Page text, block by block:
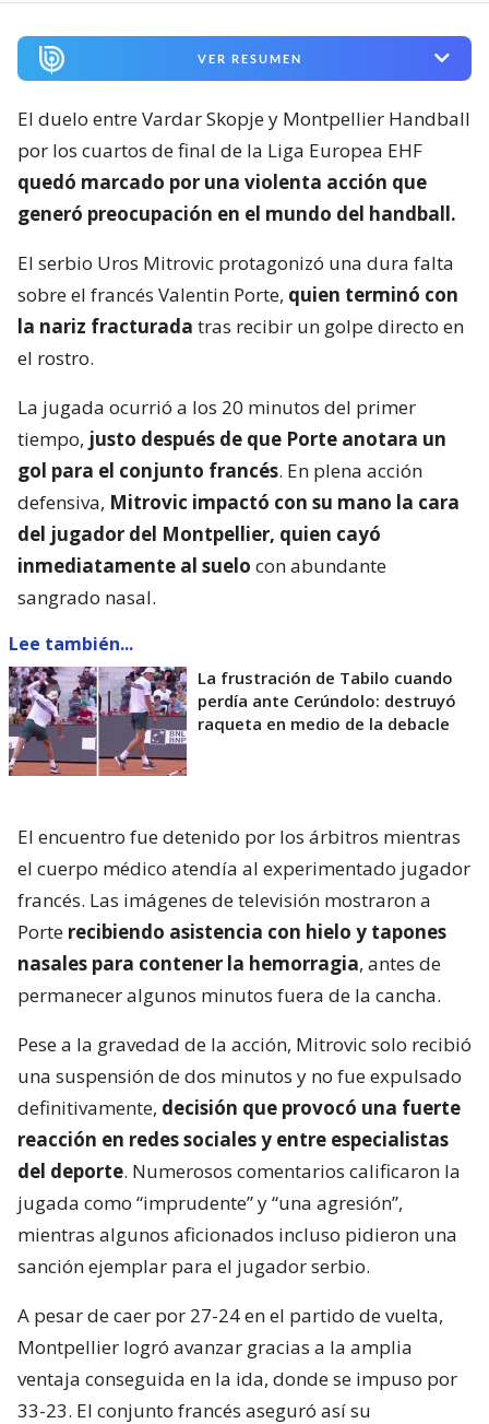
VER RESUMEN
El duelo entre Vardar Skopje y Montpellier Handball
por los cuartos de final de la Liga Europea EHF
quedó marcado por una violenta acción que
generó preocupación en el mundo del handball.
El serbio Uros Mitrovic protagonizó una dura falta
sobre el francés Valentin Porte, quien terminó con
la nariz fracturada tras recibir un golpe directo en
el rostro.
La jugada ocurrió a los 20 minutos del primer
tiempo, justo después de que Porte anotara un
gol para el conjunto francés. En plena acción
defensiva, Mitrovic impactó con su mano la cara
del jugador del Montpellier, quien cayó
inmediatamente al suelo con abundante
sangrado nasal.
Lee también...
La frustración de Tabilo cuando
perdía ante Cerúndolo: destruyó
raqueta en medio de la debacle
El encuentro fue detenido por los árbitros mientras
el cuerpo médico atendía al experimentado jugador
francés. Las imágenes de televisión mostraron a
Porte recibiendo asistencia con hielo y tapones
nasales para contener la hemorragia, antes de
permanecer algunos minutos fuera de la cancha.
Pese a la gravedad de la acción, Mitrovic solo recibió
una suspensión de dos minutos y no fue expulsado
definitivamente, decisión que provocó una fuerte
reacción en redes sociales y entre especialistas
del deporte. Numerosos comentarios calificaron la
jugada como “imprudente” y “una agresión”,
mientras algunos aficionados incluso pidieron una
sanción ejemplar para el jugador serbio.
A pesar de caer por 27-24 en el partido de vuelta,
Montpellier logró avanzar gracias a la amplia
ventaja conseguida en la ida, donde se impuso por
33-23. El conjunto francés aseguró así su